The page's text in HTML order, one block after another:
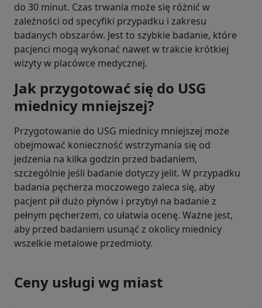
do 30 minut. Czas trwania może się różnić w
zależności od specyfiki przypadku i zakresu
badanych obszarów. Jest to szybkie badanie, które
pacjenci mogą wykonać nawet w trakcie krótkiej
wizyty w placówce medycznej.
Jak przygotować się do USG
miednicy mniejszej?
Przygotowanie do USG miednicy mniejszej może
obejmować konieczność wstrzymania się od
jedzenia na kilka godzin przed badaniem,
szczególnie jeśli badanie dotyczy jelit. W przypadku
badania pęcherza moczowego zaleca się, aby
pacjent pił dużo płynów i przybył na badanie z
pełnym pęcherzem, co ułatwia ocenę. Ważne jest,
aby przed badaniem usunąć z okolicy miednicy
wszelkie metalowe przedmioty.
Ceny usługi wg miast